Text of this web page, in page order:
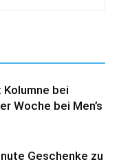
Kolumne bei
Woche bei Men’s
Geschenke zu